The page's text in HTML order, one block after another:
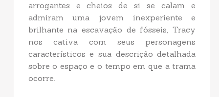
arrogantes e cheios de si se calam e
admiram uma jovem inexperiente e
brilhante na escavação de fósseis, Tracy
nos cativa com seus personagens
característicos e sua descrição detalhada
sobre o espaço e o tempo em que a trama
ocorre.